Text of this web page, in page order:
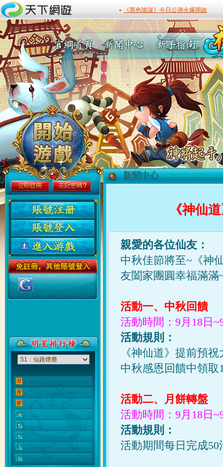
新聞中心
《神仙
親愛的各位仙友：
中秋佳節將至~《神
友闔家團圓幸福滿滿
活動一、中秋回饋
活動時間：9月18日
活動規則：
《神仙道》提前預祝
中秋感恩回饋中領取
活動二、月餅轉盤
活動時間：9月18日
活動規則：
活動期間每日完成